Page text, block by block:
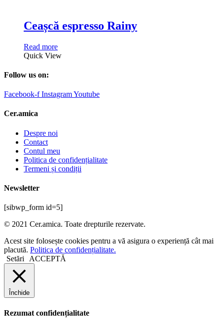
Ceașcă espresso Rainy
Read more
Quick View
Follow us on:
Facebook-f InstagramYoutube
Cer.amica
Despre noi
Contact
Contul meu
Politica de confidențialitate
Termeni și condiții
Newsletter
[sibwp_form id=5]
© 2021 Cer.amica. Toate drepturile rezervate.​
Acest site folosește cookies pentru a vă asigura o experiență cât mai
placută. Politica de confidențialitate.
Setări
ACCEPTĂ
Închide
Rezumat confidențialitate